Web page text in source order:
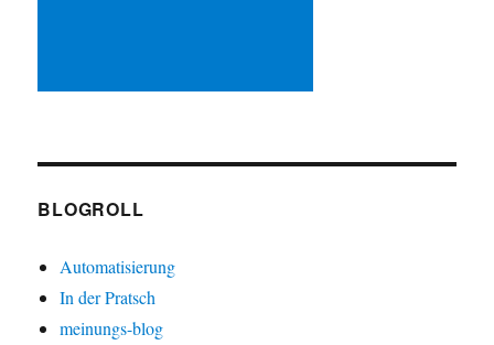
BLOGROLL
Automatisierung
In der Pratsch
meinungs-blog